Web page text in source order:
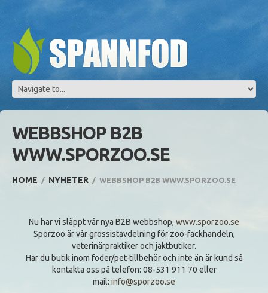
WEBBSHOP B2B
WWW.SPORZOO.SE
HOME NYHETER WEBBSHOP B2B WWW.SPORZOO.SE
Nu har vi släppt vår nya B2B webbshop, www.sporzoo.se
Sporzoo är vår grossistavdelning för zoo-fackhandeln,
veterinärpraktiker och jaktbutiker.
Har du butik inom foder/pet-tillbehör och inte än är kund så
kontakta oss på telefon: 08-531 911 70 eller
mail: info@sporzoo.se